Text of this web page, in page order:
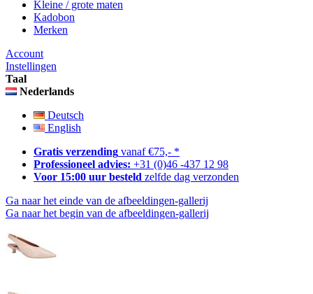
Kleine / grote maten
Kadobon
Merken
Account
Instellingen
Taal
Nederlands
Deutsch
English
Gratis verzending vanaf €75,- *
Professioneel advies: +31 (0)46 -437 12 98
Voor 15:00 uur besteld zelfde dag verzonden
Ga naar het einde van de afbeeldingen-gallerij
Ga naar het begin van de afbeeldingen-gallerij